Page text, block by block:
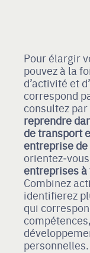
Pour élargir
pouvez à la
d’activité et
correspond
consultez
reprendre
de transport
entreprise
entreprises
Combinez
identifierez
qui
personnelles.